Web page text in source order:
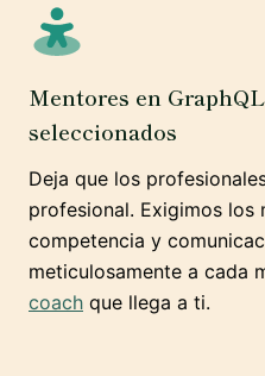
Mentores en
seleccionados
Deja que los
profesional. Exigimos los
competencia y
meticulosamente a cada
coach que llega a ti.